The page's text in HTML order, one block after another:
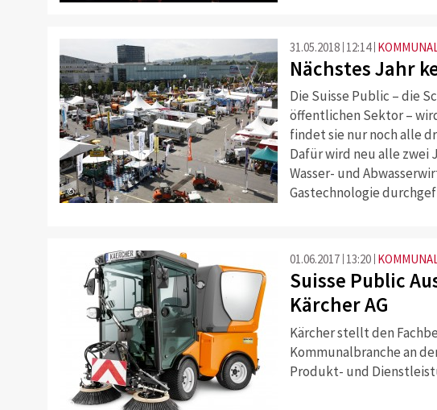
©
31.05.2018 12:14
Nächstes Jahr
Die Suisse Public – die
öffentlichen Sektor –
findet sie nur noch alle
Dafür wird neu alle zwei
Wasser- und
Gastechnologie
©
01.06.2017 13:20
Suisse Public
Kärcher AG
Kärcher stellt den
Kommunalbranche an
Produkt- und